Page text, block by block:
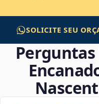
SOLICITE SEU